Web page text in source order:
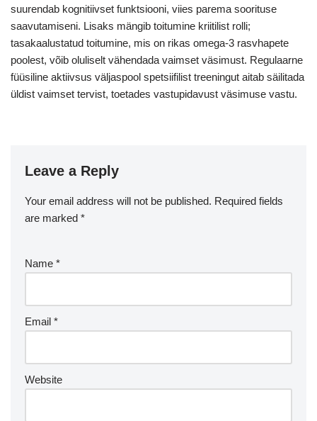
suurendab kognitiivset funktsiooni, viies parema soorituse
saavutamiseni. Lisaks mängib toitumine kriitilist rolli;
tasakaalustatud toitumine, mis on rikas omega-3 rasvhapete
poolest, võib oluliselt vähendada vaimset väsimust. Regulaarne
füüsiline aktiivsus väljaspool spetsiifilist treeningut aitab säilitada
üldist vaimset tervist, toetades vastupidavust väsimuse vastu.
Leave a Reply
Your email address will not be published. Required fields
are marked *
Name *
Email *
Website